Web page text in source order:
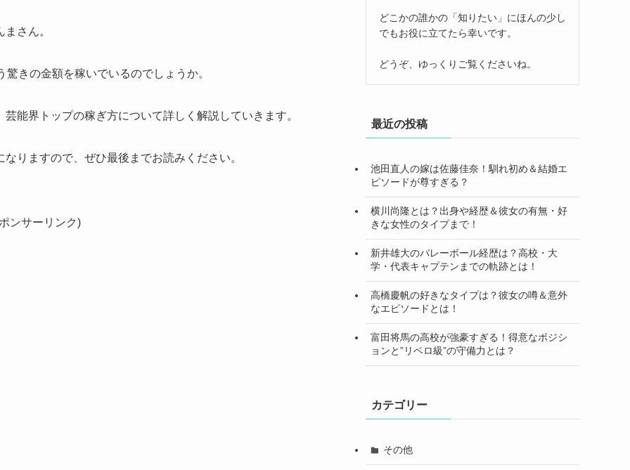
さん。
きの金額を稼いでいるのでしょうか。
能界トップの稼ぎ方について詳しく解説していきます。
りますので、ぜひ最後までお読みください。
ンサーリンク)
どこかの誰かの「知りたい」にほんの少し
でもお役に立てたら幸いです。
どうぞ、ゆっくりご覧くださいね。
最近の投稿
池田直人の嫁は佐藤佳奈！馴れ初め＆結婚エ
ピソードが尊すぎる？
横川尚隆とは？出身や経歴＆彼女の有無・好
きな女性のタイプまで！
新井雄大のバレーボール経歴は？高校・大
学・代表キャプテンまでの軌跡とは！
高橋慶帆の好きなタイプは？彼女の噂＆意外
なエピソードとは！
富田将馬の高校が強豪すぎる！得意なポジシ
ョンと”リベロ級”の守備力とは？
カテゴリー
その他